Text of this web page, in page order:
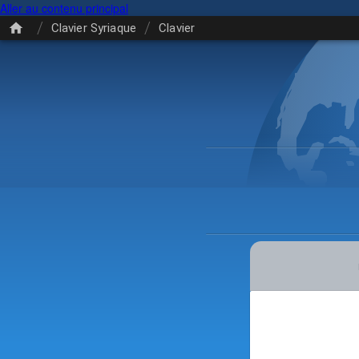
Aller au contenu principal
/ Clavier Syriaque / Clavier